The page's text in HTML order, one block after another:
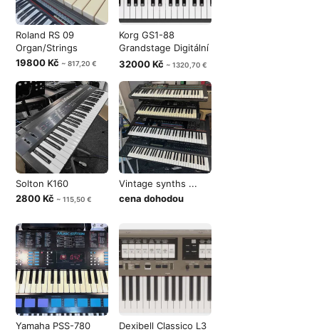
Roland RS 09
Organ/Strings
19800 Kč ~ 817,20 €
Korg GS1-88
Grandstage Digitální
stage piano
32000 Kč ~ 1320,70 €
Solton K160
2800 Kč ~ 115,50 €
Vintage synths ...
cena dohodou
Yamaha PSS-780
Dexibell Classico L3